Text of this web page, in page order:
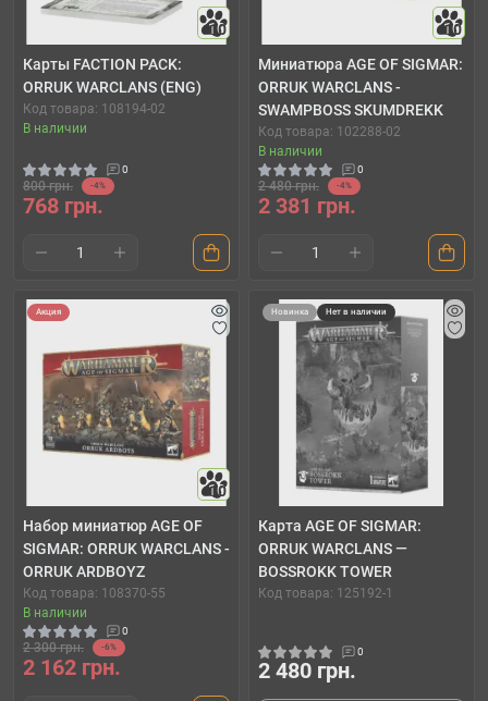
10
Карты FACTION PACK:
ORRUK WARCLANS (ENG)
Код товара: 108194-02
В наличии
0
800 грн. -4%
768 грн.
10
Миниатюра AGE OF SIGMAR:
ORRUK WARCLANS -
SWAMPBOSS SKUMDREKK
Код товара: 102288-02
В наличии
0
2 480 грн. -4%
2 381 грн.
Акция
10
Набор миниатюр AGE OF
SIGMAR: ORRUK WARCLANS -
ORRUK ARDBOYZ
Код товара: 108370-55
В наличии
0
2 300 грн. -6%
2 162 грн.
Новинка Нет в наличии
Карта AGE OF SIGMAR:
ORRUK WARCLANS —
BOSSROKK TOWER
Код товара: 125192-1
0
2 480 грн.